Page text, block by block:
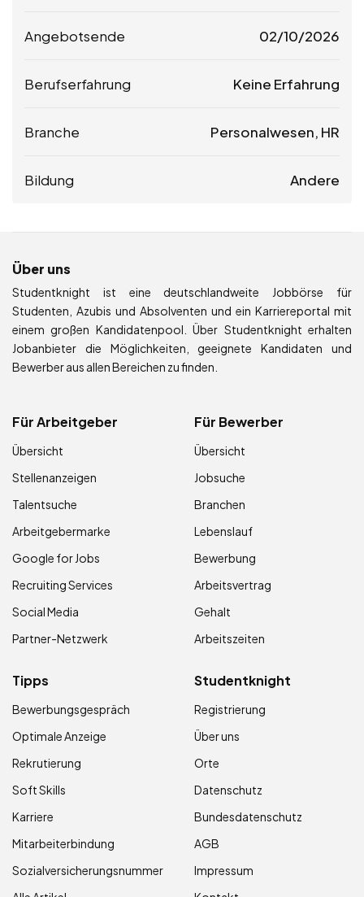
Angebotsende 02/10/2026
Berufserfahrung Keine Erfahrung
Branche Personalwesen, HR
Bildung Andere
Über uns
Studentknight ist eine deutschlandweite Jobbörse für
Studenten, Azubis und Absolventen und ein Karriereportal mit
einem großen Kandidatenpool. Über Studentknight erhalten
Jobanbieter die Möglichkeiten, geeignete Kandidaten und
Bewerber aus allen Bereichen zu finden.
Für Arbeitgeber
Übersicht
Stellenanzeigen
Talentsuche
Arbeitgebermarke
Google for Jobs
Recruiting Services
Social Media
Partner-Netzwerk
Für Bewerber
Übersicht
Jobsuche
Branchen
Lebenslauf
Bewerbung
Arbeitsvertrag
Gehalt
Arbeitszeiten
Tipps
Bewerbungsgespräch
Optimale Anzeige
Rekrutierung
Soft Skills
Karriere
Mitarbeiterbindung
Sozialversicherungsnummer
Studentknight
Registrierung
Über uns
Orte
Datenschutz
Bundesdatenschutz
AGB
Impressum